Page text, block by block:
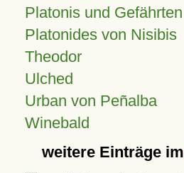
Platonis und Gefährten
Platonides von Nisibis
Theodor
Ulched
Urban von Peñalba
Winebald
weitere Einträge im